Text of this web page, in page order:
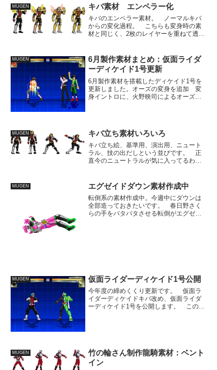
MUGEN キバ素材 エンペラー化
キバのエンペラー素材。 ノーマルキバ
からの変化過程。 こちらも変身時の素
材と同じく、2枚のレイヤーを重ねて透明
して原作のような金色のコウモリ群が飛
び込むようなもの重ねた...
MUGEN
6月製作素材まとめ：仮面ライダ
ーディケイド1号更新
6月製作素材を搭載したディケイド1号を
更新しました。オーズの変身を追加 変
身イントロに、火野映司によるオーズ変
MUGEN キバ立ち素材いろいろ
キバ立ち絵、基準用、演出用、ニュート
ラル、技の出だしという並びです。 正
直今のニュートラルが気に入ってるわけ
せん。 右端の構えは劇中でも両手を
広げたような構えから、走...
MUGEN エグゼイドダウン素材作成中
転倒系の素材作成中。今週中にダウンは
全部造っておきたいです。 春日野さく
らの手をバタバタさせる転倒がエグゼイ
MUGEN 仮面ライダーディケイド1号公開
今年度の締めくくり更新です。 仮面ラ
イダーディケイドキバ改め、仮面ライダ
ーディケイド1号を公開します。 このキ
MUGEN
竹の輪さん制作龍騎素材：ベント
イン